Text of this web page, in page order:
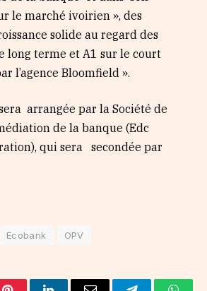
le marché ivoirien », des
solide au regard des
long terme et A1 sur le court
l’agence Bloomfield ».
sera arrangée par la Société de
de la banque (Edc
qui sera secondée par
Ecobank OPV